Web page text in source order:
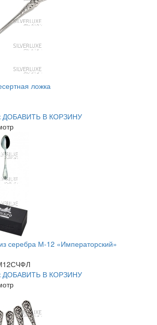
ложка
ДОБАВИТЬ В КОРЗИНУ
серебра М-12 «Императорский»
ДОБАВИТЬ В КОРЗИНУ